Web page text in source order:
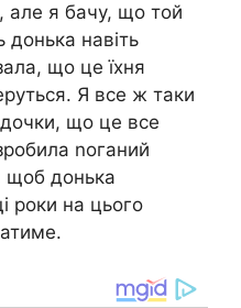
але я бачу, що той
донька навіть
що це їхня
Я все ж таки
що це все
nоганий
щоб донька
роки на цього